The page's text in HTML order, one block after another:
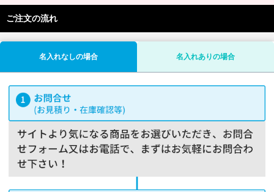
ご注文の流れ
名入れなしの場合 名入れありの場合